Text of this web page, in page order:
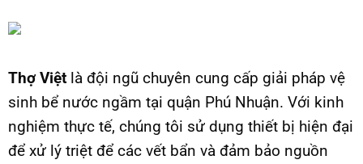
Thợ Việt là đội ngũ chuyên cung cấp giải pháp vệ
sinh bể nước ngầm tại quận Phú Nhuận. Với kinh
nghiệm thực tế, chúng tôi sử dụng thiết bị hiện đại
để xử lý triệt để các vết bẩn và đảm bảo nguồn